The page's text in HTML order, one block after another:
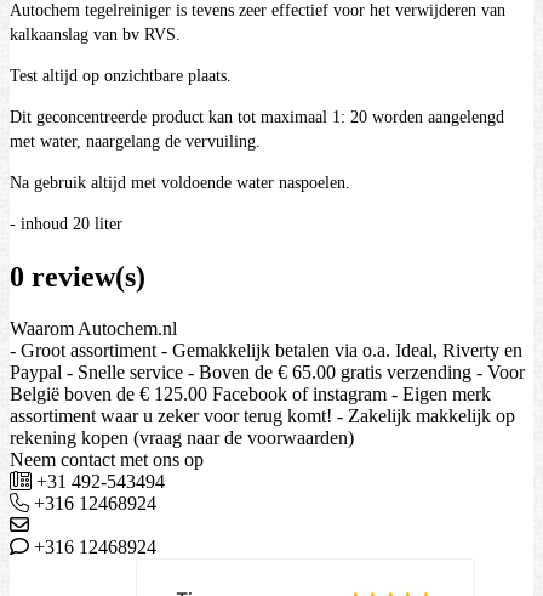
Autochem tegelreiniger is tevens zeer effectief voor het verwijderen van
kalkaanslag van bv RVS.
Test altijd op onzichtbare plaats.
Dit geconcentreerde product kan tot maximaal 1: 20 worden aangelengd
met water, naargelang de vervuiling.
Na gebruik altijd met voldoende water naspoelen.
- inhoud 20 liter
0 review(s)
Waarom Autochem.nl
- Groot assortiment - Gemakkelijk betalen via o.a. Ideal, Riverty en
Paypal - Snelle service - Boven de € 65.00 gratis verzending - Voor
België boven de € 125.00 Facebook of instagram - Eigen merk
assortiment waar u zeker voor terug komt! - Zakelijk makkelijk op
rekening kopen (vraag naar de voorwaarden)
Neem contact met ons op
+31 492-543494
+316 12468924
+316 12468924